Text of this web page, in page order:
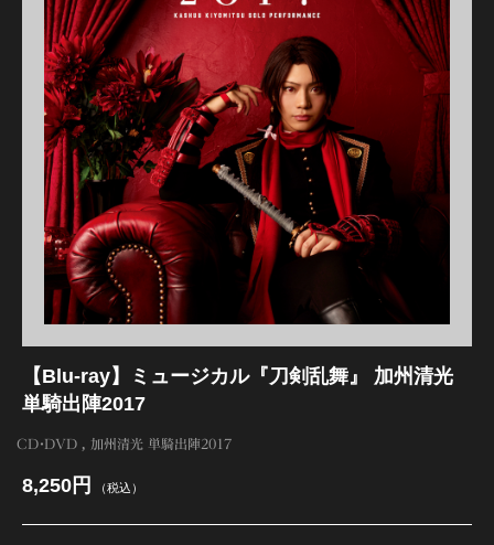
加州清光 単騎出陣 極
髭切 単騎出陣 ～夢幻泡影～
江 おん すていじ かうんとだうんぱーてぃー
【Blu-ray】ミュージカル『刀剣乱舞』 加州清光
単騎出陣2017
CD・DVD 加州清光 単騎出陣2017
8,250円 （税込）